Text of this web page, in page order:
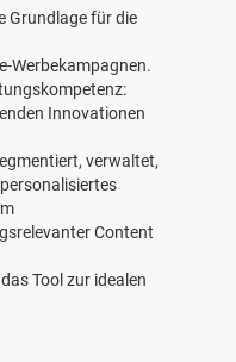
Grundlage für die
Werbekampagnen.
Innovationen
verwaltet,
Content
Tool zur idealen